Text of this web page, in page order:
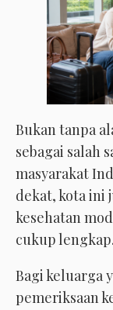
Bukan tanpa
sebagai salah
masyarakat
dekat, kota ini
kesehatan
cukup lengkap.
Bagi keluarga
pemeriksaan